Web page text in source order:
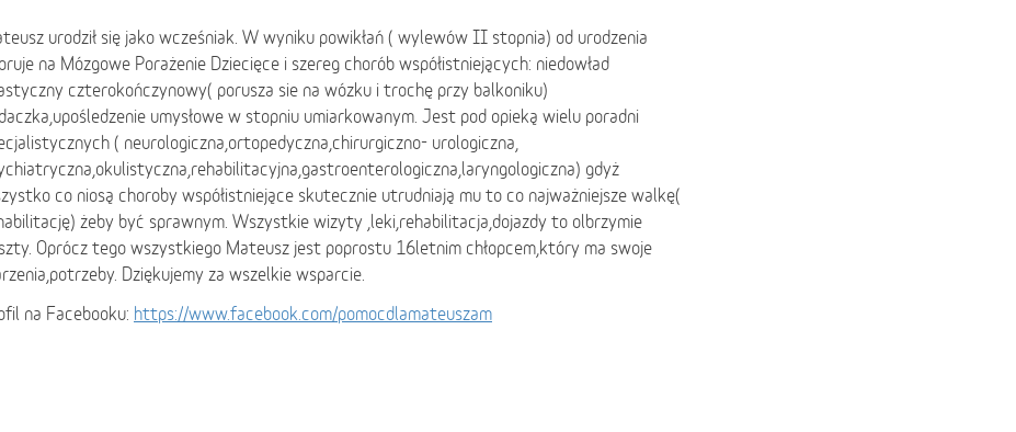
urodził się jako wcześniak. W wyniku powikłań ( wylewów II stopnia) od urodzenia
na Mózgowe Porażenie Dziecięce i szereg chorób współistniejących: niedowład
czterokończynowy( porusza sie na wózku i trochę przy balkoniku)
umysłowe w stopniu umiarkowanym. Jest pod opieką wielu poradni
( neurologiczna,ortopedyczna,chirurgiczno- urologiczna,
gdyż
co niosą choroby współistniejące skutecznie utrudniają mu to co najważniejsze walkę(
żeby być sprawnym. Wszystkie wizyty ,leki,rehabilitacja,dojazdy to olbrzymie
Oprócz tego wszystkiego Mateusz jest poprostu 16letnim chłopcem,który ma swoje
Dziękujemy za wszelkie wsparcie.
na Facebooku: https://www.facebook.com/pomocdlamateuszam